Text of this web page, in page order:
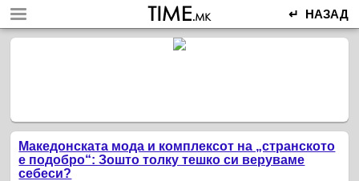
↵ НАЗАД
Македонската мода и комплексот на „странското
е подобро“: Зошто толку тешко си веруваме
себеси?